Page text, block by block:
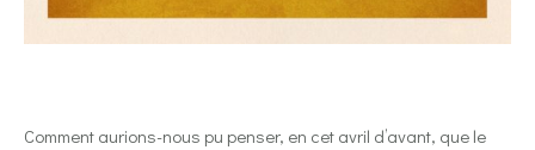
Comment aurions-nous pu penser, en cet avril d’avant, que le